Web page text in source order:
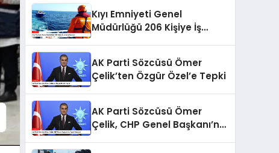
Kıyı Emniyeti Genel
Müdürlüğü 206 Kişiye İş
AK Parti Sözcüsü Ömer
Çelik’ten Özgür Özel’e Tepki
AK Parti Sözcüsü Ömer
Çelik, CHP Genel Başkanı’na